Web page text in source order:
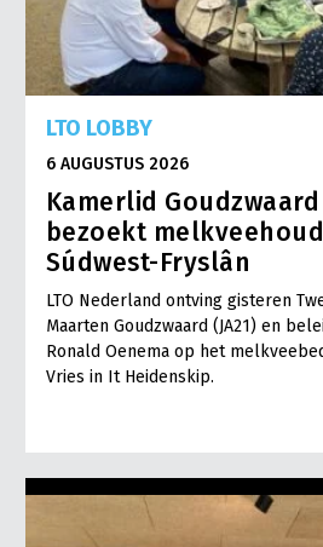
LTO LOBBY
6 AUGUSTUS 2026
Kamerlid Goudzwaard
bezoekt
Súdwest-Fryslân
LTO Nederland ontving gisteren
Maarten Goudzwaard (JA21) en
Ronald Oenema op het
Vries in It Heidenskip.